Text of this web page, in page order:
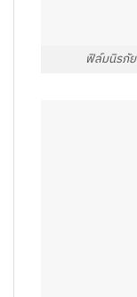
ฟิล์มนิรภั